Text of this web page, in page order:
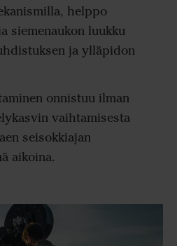
helppo
siemenaukon luukku
ja ylläpidon
onnistuu ilman
vaihtamisesta
seisokkiajan
aikoina.